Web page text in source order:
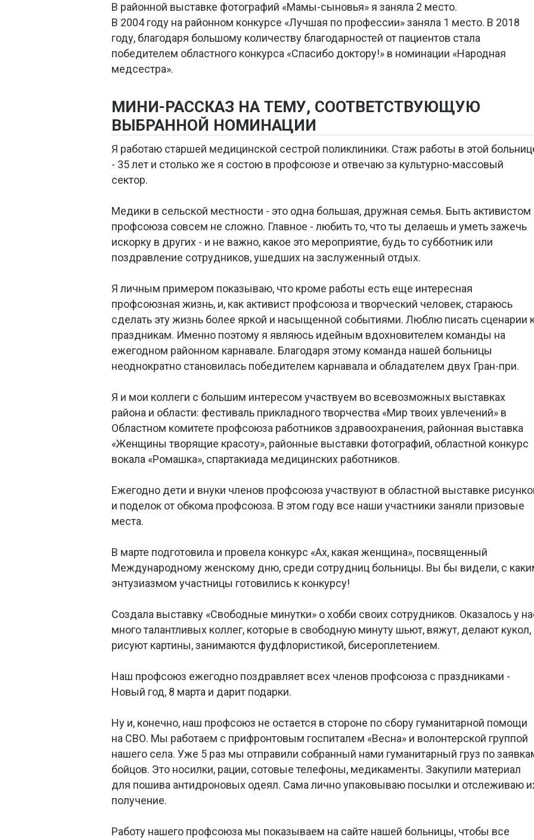
В районной выставке фотографий «Мамы-сыновья» я заняла 2 место.
В 2004 году на районном конкурсе «Лучшая по профессии» заняла 1 место. В 2018
году, благодаря большому количеству благодарностей от пациентов стала
победителем областного конкурса «Спасибо доктору!» в номинации «Народная
медсестра».
МИНИ-РАССКАЗ НА ТЕМУ, СООТВЕТСТВУЮЩУЮ
ВЫБРАННОЙ НОМИНАЦИИ
Я работаю старшей медицинской сестрой поликлиники. Стаж работы в этой
- 35 лет и столько же я состою в профсоюзе и отвечаю за культурно-массовый
сектор.
Медики в сельской местности - это одна большая, дружная семья. Быть активистом
профсоюза совсем не сложно. Главное - любить то, что ты делаешь и уметь зажечь
искорку в других - и не важно, какое это мероприятие, будь то субботник или
поздравление сотрудников, ушедших на заслуженный отдых.
Я личным примером показываю, что кроме работы есть еще интересная
профсоюзная жизнь, и, как активист профсоюза и творческий человек, стараюсь
сделать эту жизнь более яркой и насыщенной событиями. Люблю писать сценарии
праздникам. Именно поэтому я являюсь идейным вдохновителем команды на
ежегодном районном карнавале. Благодаря этому команда нашей больницы
неоднократно становилась победителем карнавала и обладателем двух Гран-при.
Я и мои коллеги с большим интересом участвуем во всевозможных выставках
района и области: фестиваль прикладного творчества «Мир твоих увлечений» в
Областном комитете профсоюза работников здравоохранения, районная выставка
«Женщины творящие красоту», районные выставки фотографий, областной конкурс
вокала «Ромашка», спартакиада медицинских работников.
Ежегодно дети и внуки членов профсоюза участвуют в областной выставке
и поделок от обкома профсоюза. В этом году все наши участники заняли призовые
места.
В марте подготовила и провела конкурс «Ах, какая женщина», посвященный
Международному женскому дню, среди сотрудниц больницы. Вы бы видели, с
энтузиазмом участницы готовились к конкурсу!
Создала выставку «Свободные минутки» о хобби своих сотрудников. Оказалось у
много талантливых коллег, которые в свободную минуту шьют, вяжут, делают кукол,
рисуют картины, занимаются фудфлористикой, бисероплетением.
Наш профсоюз ежегодно поздравляет всех членов профсоюза с праздниками -
Новый год, 8 марта и дарит подарки.
Ну и, конечно, наш профсоюз не остается в стороне по сбору гуманитарной помощи
на СВО. Мы работаем с прифронтовым госпиталем «Весна» и волонтерской группой
нашего села. Уже 5 раз мы отправили собранный нами гуманитарный груз по
бойцов. Это носилки, рации, сотовые телефоны, медикаменты. Закупили материал
для пошива антидроновых одеял. Сама лично упаковываю посылки и отслеживаю
получение.
Работу нашего профсоюза мы показываем на сайте нашей больницы, чтобы все